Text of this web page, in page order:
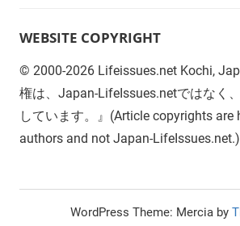
WEBSITE COPYRIGHT
© 2000-2026 Lifeissues.net Kochi,
権は、Japan-LifeIssues.netではなく
しています。』(Article copyrights are
authors and not Japan-LifeIssues.net.)
WordPress Theme: Mercia by